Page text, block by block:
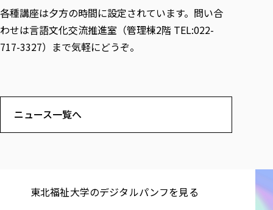
各種講座は夕方の時間に設定されています。問い合
わせは言語文化交流推進室（管理棟2階 TEL:022-
717-3327）まで気軽にどうぞ。
ニュース一覧へ
東北福祉大学の​デジタルパンフを​見る​